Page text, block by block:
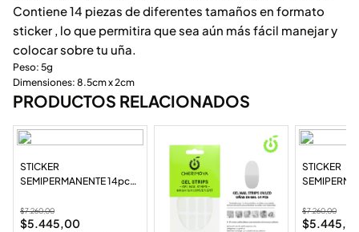
Contiene 14 piezas de diferentes tamaños en formato
sticker , lo que permitira que sea aún más fácil manejar y
colocar sobre tu uña.
Peso: 5g
Dimensiones: 8.5cm x 2cm
PRODUCTOS RELACIONADOS
STICKER
SEMIPERMANENTE 14pcs
$7.260,00
$5.445,00
STICKER
$7.260,00
$